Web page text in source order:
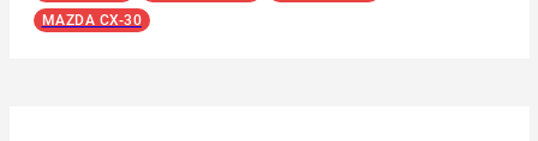
MAZDA CX-30